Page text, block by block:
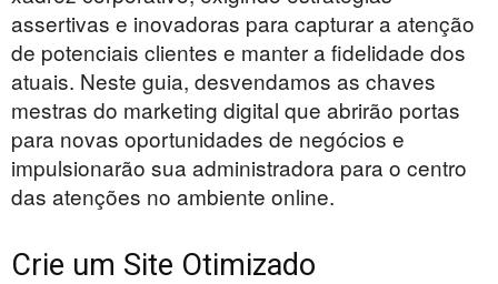
assertivas e inovadoras para capturar a atenção
de potenciais clientes e manter a fidelidade dos
atuais. Neste guia, desvendamos as chaves
mestras do marketing digital que abrirão portas
para novas oportunidades de negócios e
impulsionarão sua administradora para o centro
das atenções no ambiente online.
Crie um Site Otimizado